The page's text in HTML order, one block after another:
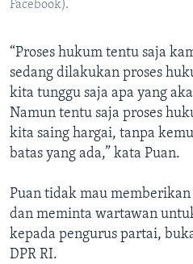
Facebook).
“Proses hukum tentu saja
sedang dilakukan proses
kita tunggu saja apa yang
Namun tentu saja proses
kita saing hargai, tanpa
batas yang ada,” kata Puan.
Puan tidak mau
dan meminta wartawan
kepada pengurus partai,
DPR RI.